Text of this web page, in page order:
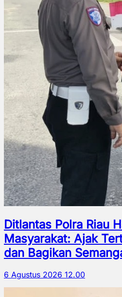
Ditlantas Polra Riau
Masyarakat: Ajak
dan Bagikan
6 Agustus 2026 12.00